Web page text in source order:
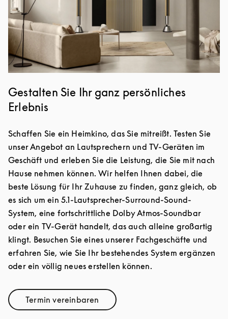
Gestalten Sie Ihr ganz persönliches
Erlebnis
Schaffen Sie ein Heimkino, das Sie mitreißt. Testen Sie
unser Angebot an Lautsprechern und TV-Geräten im
Geschäft und erleben Sie die Leistung, die Sie mit nach
Hause nehmen können. Wir helfen Ihnen dabei, die
beste Lösung für Ihr Zuhause zu finden, ganz gleich, ob
es sich um ein 5.1-Lautsprecher-Surround-Sound-
System, eine fortschrittliche Dolby Atmos-Soundbar
oder ein TV-Gerät handelt, das auch alleine großartig
klingt. Besuchen Sie eines unserer Fachgeschäfte und
erfahren Sie, wie Sie Ihr bestehendes System ergänzen
oder ein völlig neues erstellen können.
Termin vereinbarenLink Opens in New Tab